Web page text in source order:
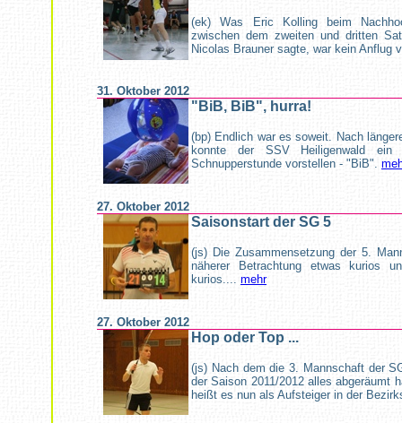
(ek) Was Eric Kolling beim
zwischen dem zweiten und dritten
Nicolas Brauner sagte, war kein Anflug
31. Oktober 2012
"BiB, BiB", hurra!
(bp) Endlich war es soweit. Nach
konnte der SSV Heiligenwald
Schnupperstunde vorstellen - "BiB".
27. Oktober 2012
Saisonstart der SG 5
(js) Die Zusammensetzung der 5.
näherer Betrachtung etwas kurios
kurios.... mehr
27. Oktober 2012
Hop oder Top ...
(js) Nach dem die 3. Mannschaft der
der Saison 2011/2012 alles abgeräumt
heißt es nun als Aufsteiger in der